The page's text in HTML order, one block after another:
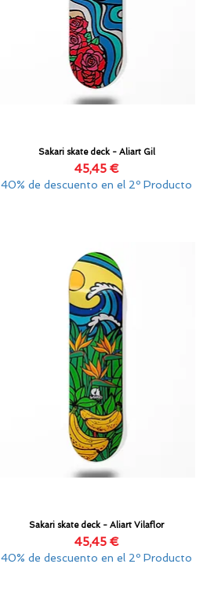
Vista rápida
Sakari skate deck - Aliart Gil
Precio
45,45 €
40% de descuento en el 2º Producto
Vista rápida
Sakari skate deck - Aliart Vilaflor
Precio
45,45 €
40% de descuento en el 2º Producto